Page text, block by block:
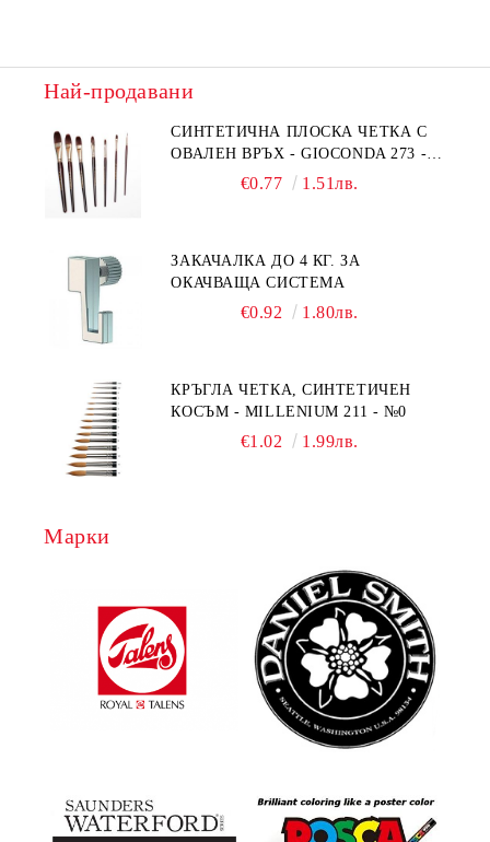
Най-продавани
СИНТЕТИЧНА ПЛОСКА ЧЕТКА С
ОВАЛЕН ВРЪХ - GIOCONDA 273 -
€0.77 1.51лв.
ЗАКАЧАЛКА ДО 4 КГ. ЗА
ОКАЧВАЩА СИСТЕМА
€0.92 1.80лв.
КРЪГЛА ЧЕТКА, СИНТЕТИЧЕН
КОСЪМ - MILLENIUM 211 - №0
€1.02 1.99лв.
Марки